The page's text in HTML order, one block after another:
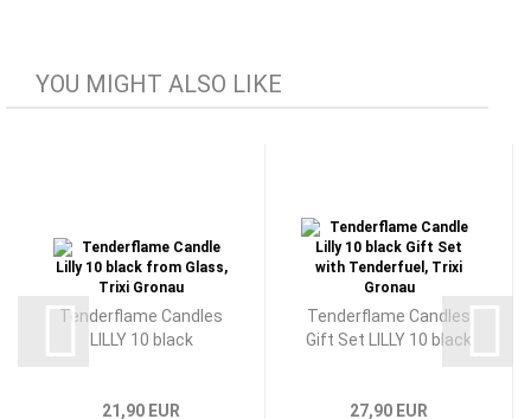
YOU MIGHT ALSO LIKE
Tenderflame Candles
LILLY 10 black
21,90 EUR
Tenderflame Candles
Gift Set LILLY 10 black
27,90 EUR